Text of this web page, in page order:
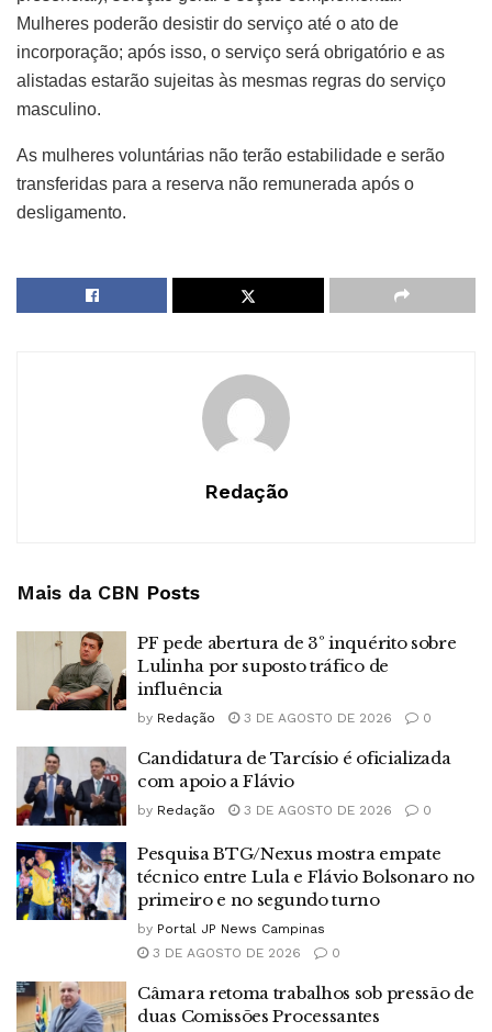
Mulheres poderão desistir do serviço até o ato de
incorporação; após isso, o serviço será obrigatório e as
alistadas estarão sujeitas às mesmas regras do serviço
masculino.
As mulheres voluntárias não terão estabilidade e serão
transferidas para a reserva não remunerada após o
desligamento.
Redação
Mais da CBN Posts
PF pede abertura de 3º inquérito sobre
Lulinha por suposto tráfico de
influência
by Redação 3 DE AGOSTO DE 2026 0
Candidatura de Tarcísio é oficializada
com apoio a Flávio
by Redação 3 DE AGOSTO DE 2026 0
Pesquisa BTG/Nexus mostra empate
técnico entre Lula e Flávio Bolsonaro no
primeiro e no segundo turno
by Portal JP News Campinas
3 DE AGOSTO DE 2026
0
Câmara retoma trabalhos sob pressão de
duas Comissões Processantes